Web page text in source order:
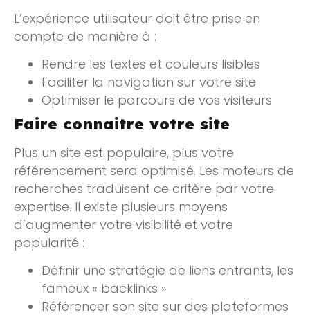
L’expérience utilisateur doit être prise en
compte de manière à :
Rendre les textes et couleurs lisibles
Faciliter la navigation sur votre site
Optimiser le parcours de vos visiteurs
Faire connaitre votre site
Plus un site est populaire, plus votre
référencement sera optimisé. Les moteurs de
recherches traduisent ce critère par votre
expertise. Il existe plusieurs moyens
d’augmenter votre visibilité et votre
popularité :
Définir une stratégie de liens entrants, les
fameux « backlinks »
Référencer son site sur des plateformes